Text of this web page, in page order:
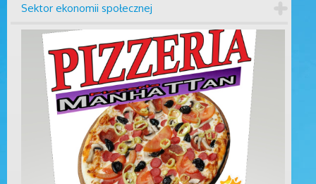
Sektor ekonomii społecznej